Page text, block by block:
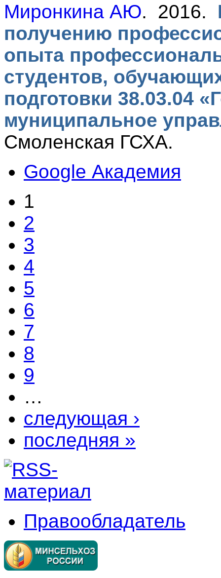
Миронкина АЮ. 2016.
получению
опыта
студентов,
подготовки 38.03.04
муниципальное
Смоленская ГСХА.
Google Академия
1
2
3
4
5
6
7
8
9
…
следующая ›
последняя »
Правообладатель